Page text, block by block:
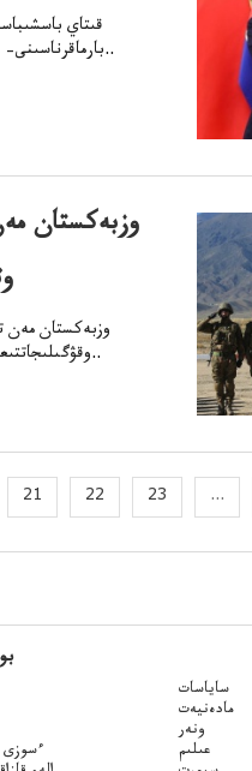
قىتاي
حاباررەسمي سNN تءىسەارساپارمەنtrong> بارماقرناسىنى– قىدەپ بيلحابارلايدىقپار..
وزبەكستان
وزبەكستان مەن
وتكىزبەك.اسكەريng> وقۋگىلىجاتتىعۋ وكىلدەرجۇمىستارىنەتىنشە، قازوتكىزبەكدا قو..
21 22 23 ...
Qazaq ءسوزى
ساياسات
مادەنيەت
ونەر
عىلىم